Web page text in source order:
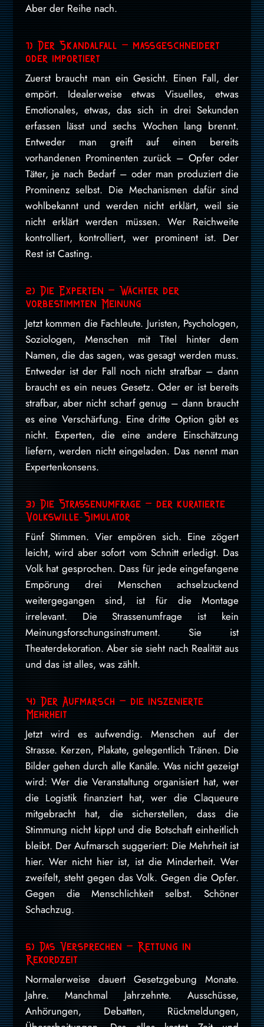
Aber der Reihe nach.
1) Der Skandalfall – massgeschneidert
oder importiert
Zuerst braucht man ein Gesicht. Einen Fall, der
empört. Idealerweise etwas Visuelles, etwas
Emotionales, etwas, das sich in drei Sekunden
erfassen lässt und sechs Wochen lang brennt.
Entweder man greift auf einen bereits
vorhandenen Prominenten zurück – Opfer oder
Täter, je nach Bedarf – oder man produziert die
Prominenz selbst. Die Mechanismen dafür sind
wohlbekannt und werden nicht erklärt, weil sie
nicht erklärt werden müssen. Wer Reichweite
kontrolliert, kontrolliert, wer prominent ist. Der
Rest ist Casting.
2) Die Experten – Wächter der
vorbestimmten Meinung
Jetzt kommen die Fachleute. Juristen, Psychologen,
Soziologen, Menschen mit Titel hinter dem
Namen, die das sagen, was gesagt werden muss.
Entweder ist der Fall noch nicht strafbar – dann
braucht es ein neues Gesetz. Oder er ist bereits
strafbar, aber nicht scharf genug – dann braucht
es eine Verschärfung. Eine dritte Option gibt es
nicht. Experten, die eine andere Einschätzung
liefern, werden nicht eingeladen. Das nennt man
Expertenkonsens.
3) Die Strassenumfrage – der kuratierte
Volkswille-Simulator
Fünf Stimmen. Vier empören sich. Eine zögert
leicht, wird aber sofort vom Schnitt erledigt. Das
Volk hat gesprochen. Dass für jede eingefangene
Empörung drei Menschen achselzuckend
weitergegangen sind, ist für die Montage
irrelevant. Die Strassenumfrage ist kein
Meinungsforschungsinstrument. Sie ist
Theaterdekoration. Aber sie sieht nach Realität aus
und das ist alles, was zählt.
4) Der Aufmarsch – die inszenierte
Mehrheit
Jetzt wird es aufwendig. Menschen auf der
Strasse. Kerzen, Plakate, gelegentlich Tränen. Die
Bilder gehen durch alle Kanäle. Was nicht gezeigt
wird: Wer die Veranstaltung organisiert hat, wer
die Logistik finanziert hat, wer die Claqueure
mitgebracht hat, die sicherstellen, dass die
Stimmung nicht kippt und die Botschaft einheitlich
bleibt. Der Aufmarsch suggeriert: Die Mehrheit ist
hier. Wer nicht hier ist, ist die Minderheit. Wer
zweifelt, steht gegen das Volk. Gegen die Opfer.
Gegen die Menschlichkeit selbst. Schöner
Schachzug.
5) Das Versprechen – Rettung in
Rekordzeit
Normalerweise dauert Gesetzgebung Monate.
Jahre. Manchmal Jahrzehnte. Ausschüsse,
Anhörungen, Debatten, Rückmeldungen,